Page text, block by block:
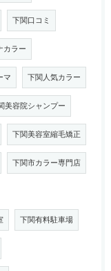
下関口コミ
カラー
マ 下関人気カラー
美容院シャンプー
下関美容室縮毛矯正
下関市カラー専門店
下関有料駐車場